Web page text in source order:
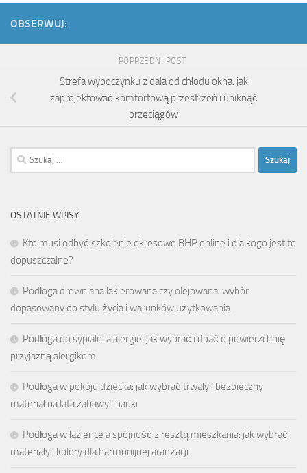
OBSERWUJ:
POPRZEDNI POST
Strefa wypoczynku z dala od chłodu okna: jak
zaprojektować komfortową przestrzeń i uniknąć
przeciągów
Szukaj:
OSTATNIE WPISY
Kto musi odbyć szkolenie okresowe BHP online i dla kogo jest to
dopuszczalne?
Podłoga drewniana lakierowana czy olejowana: wybór
dopasowany do stylu życia i warunków użytkowania
Podłoga do sypialni a alergie: jak wybrać i dbać o powierzchnię
przyjazną alergikom
Podłoga w pokoju dziecka: jak wybrać trwały i bezpieczny
materiał na lata zabawy i nauki
Podłoga w łazience a spójność z resztą mieszkania: jak wybrać
materiały i kolory dla harmonijnej aranżacji